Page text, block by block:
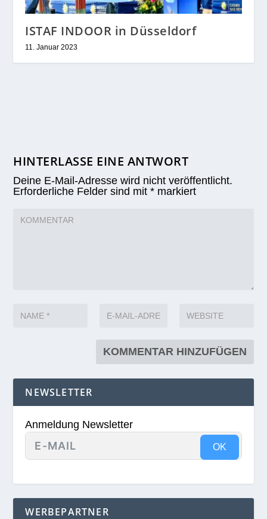
ISTAF INDOOR in Düsseldorf
11. Januar 2023
HINTERLASSE EINE ANTWORT
Deine E-Mail-Adresse wird nicht veröffentlicht.
Erforderliche Felder sind mit* markiert
NEWSLETTER
Anmeldung Newsletter
OK
WERBEPARTNER